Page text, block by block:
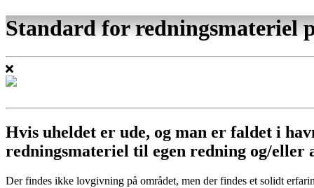
Standard for redningsmateriel
Hvis uheldet er ude, og man er faldet i
redningsmateriel til egen redning og/eller
Der findes ikke lovgivning på området, men der findes et solidt